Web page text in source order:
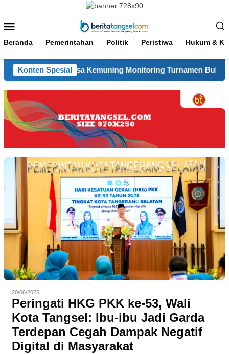
konten
Mobile
Beranda Pemerintahan Politik Peristiwa Hukum &
Konten Spesial
Desa Kemuning Monitoring Turnamen Bulu Tangkis
20/06/2025
Peringati HKG PKK ke-53, Wali
Kota Tangsel: Ibu-ibu Jadi Garda
Terdepan Cegah Dampak Negatif
Digital di Masyarakat